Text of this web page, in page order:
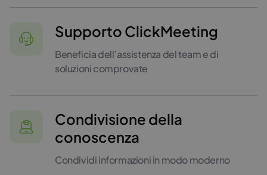
Supporto ClickMeeting
Beneficia dell’assistenza del team e di
soluzioni comprovate
Condivisione della
conoscenza
Condividi informazioni in modo moderno